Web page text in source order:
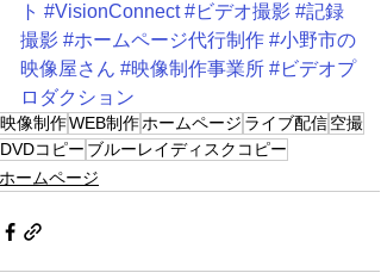
ト #VisionConnect #ビデオ撮影 #記録
撮影 #ホームページ代行制作 #小野市の
映像屋さん #映像制作事業所 #ビデオプ
ロダクション
映像制作WEB制作ホームページ ライブ配信空撮
DVDコピー ブルーレイディスクコピー
ホームページ